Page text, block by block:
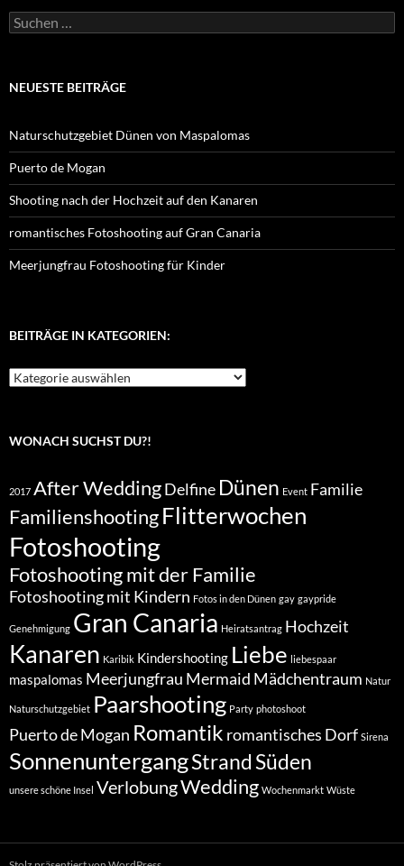
Suchen
nach:
NEUESTE BEITRÄGE
Naturschutzgebiet Dünen von Maspalomas
Puerto de Mogan
Shooting nach der Hochzeit auf den Kanaren
romantisches Fotoshooting auf Gran Canaria
Meerjungfrau Fotoshooting für Kinder
BEITRÄGE IN KATEGORIEN:
Beiträge
in
WONACH SUCHST DU?!
2017 After WeddingDelfine Dünen Event Familie
FamilienshootingFlitterwochen
Fotoshooting
Fotoshooting mit der Familie
Fotoshooting mit Kindern Fotos in den Dünen gay gaypride
Genehmigung Gran Canaria Heiratsantrag Hochzeit
Kanaren Karibik Kindershooting Liebe liebespaar
maspalomas Meerjungfrau Mermaid Mädchentraum Natur
Naturschutzgebiet Paarshooting Party photoshoot
Puerto de Mogan Romantik romantisches Dorf Sirena
SonnenuntergangStrandSüden
unsere schöne Insel VerlobungWedding Wochenmarkt Wüste